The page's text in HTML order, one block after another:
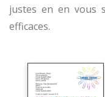
justes en en vous
efficaces.